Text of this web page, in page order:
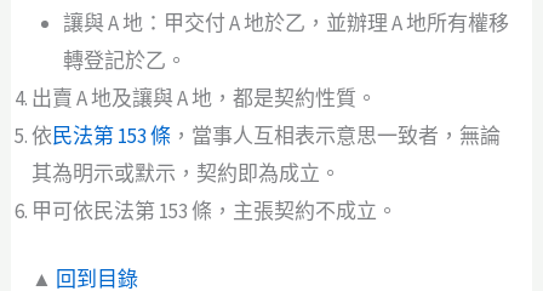
讓與 A 地：甲交付 A 地於乙，並辦理 A 地所有權移
轉登記於乙。
出賣 A 地及讓與 A 地，都是契約性質。
依民法第 153 條 ，當事人互相表示意思一致者，無論
其為明示或默示，契約即為成立。
甲可依民法第 153 條，主張契約不成立。
▲ 回到目錄